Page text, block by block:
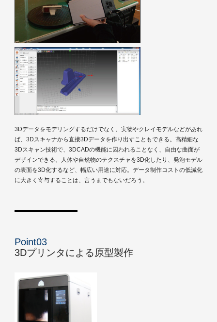
3Dデータをモデリングするだけでなく、実物やクレイモデルなどがあれ
ば、3Dスキャナから直接3Dデータを作り出すこともできる。高精細な
3Dスキャン技術で、3DCADの機能に囚われることなく、自由な曲面が
デザインできる。人体や自然物のテクスチャを3D化したり、発泡モデル
の表面を3D化するなど、幅広い用途に対応。データ制作コストの低減化
に大きく寄与することは、言うまでもないだろう。
Point03
3Dプリンタによる原型製作